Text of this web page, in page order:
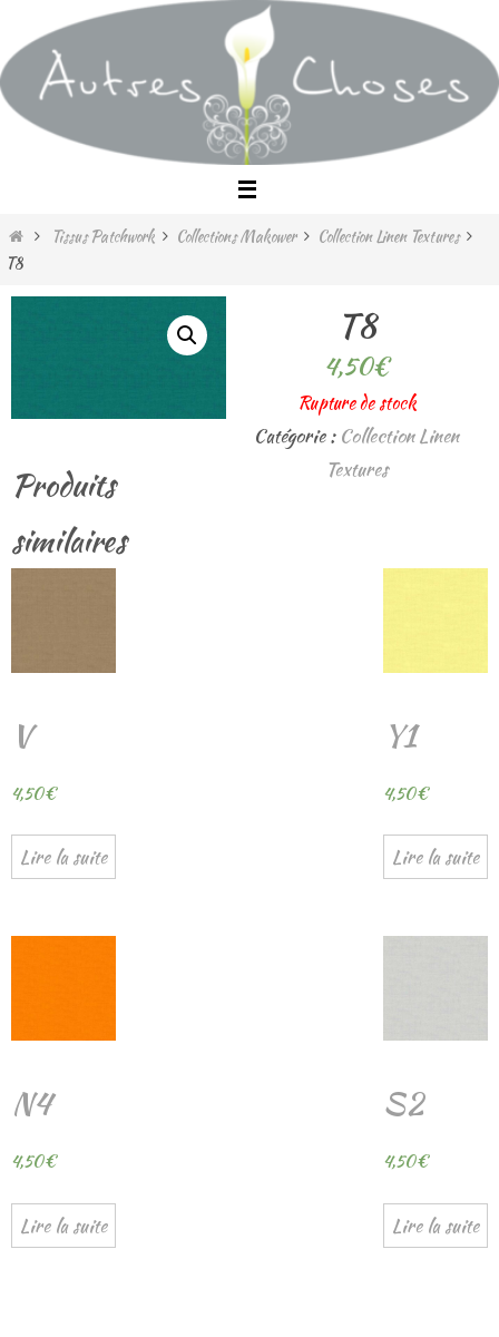
vers
le
contenu
HomeTissus Patchwork Collections Makower
Collection Linen Textures
T8
T8
4,50€
Rupture de stock
Catégorie : Collection Linen
Textures
Produits
similaires
V
4,50€
Lire la suite
Y1
4,50€
Lire la suite
N4
4,50€
Lire la suite
S2
4,50€
Lire la suite